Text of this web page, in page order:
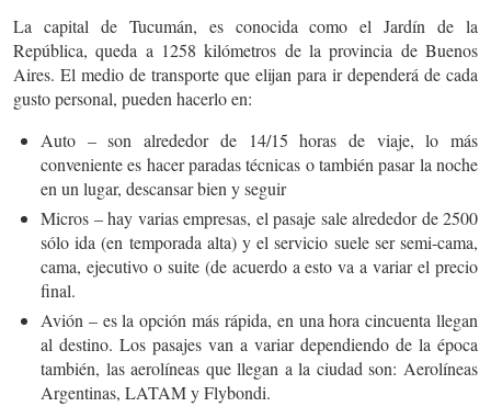
La capital de Tucumán, es conocida como el Jardín de la
República, queda a 1258 kilómetros de la provincia de Buenos
Aires. El medio de transporte que elijan para ir dependerá de cada
gusto personal, pueden hacerlo en:
Auto – son alrededor de 14/15 horas de viaje, lo más
conveniente es hacer paradas técnicas o también pasar la noche
en un lugar, descansar bien y seguir
Micros – hay varias empresas, el pasaje sale alrededor de 2500
sólo ida (en temporada alta) y el servicio suele ser semi-cama,
cama, ejecutivo o suite (de acuerdo a esto va a variar el precio
final.
Avión – es la opción más rápida, en una hora cincuenta llegan
al destino. Los pasajes van a variar dependiendo de la época
también, las aerolíneas que llegan a la ciudad son: Aerolíneas
Argentinas, LATAM y Flybondi.